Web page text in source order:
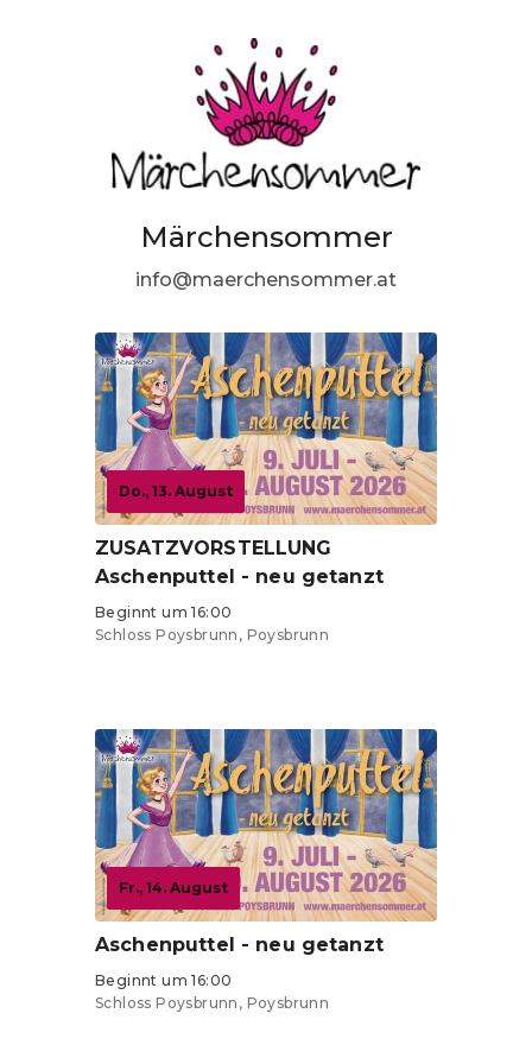
Märchensommer
info@maerchensommer.at
Do., 13. August
ZUSATZVORSTELLUNG
Aschenputtel - neu getanzt
Beginnt um 16:00
Schloss Poysbrunn, Poysbrunn
Fr., 14. August
Aschenputtel - neu getanzt
Beginnt um 16:00
Schloss Poysbrunn, Poysbrunn